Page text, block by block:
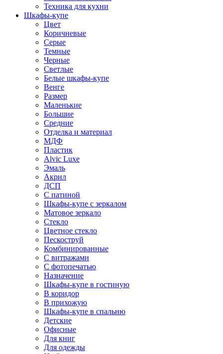
Техника для кухни
Шкафы-купе
Цвет
Коричневые
Серые
Темные
Черные
Светлые
Белые шкафы-купе
Венге
Размер
Маленькие
Большие
Средние
Отделка и материал
МДФ
Пластик
Alvic Luxe
Эмаль
Акрил
ДСП
С патиной
Шкафы-купе с зеркалом
Матовое зеркало
Стекло
Цветное стекло
Пескоструй
Комбинированные
С витражами
С фотопечатью
Назначение
Шкафы-купе в гостиную
В коридор
В прихожую
Шкафы-купе в спальню
Детские
Офисные
Для книг
Для одежды